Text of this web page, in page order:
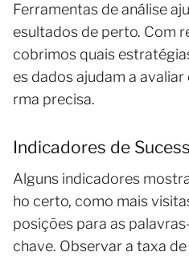
Ferramentas de análise
esultados de perto. Com
cobrimos quais
es dados ajudam a
rma precisa.
Indicadores de
Alguns indicadores
ho certo, como mais
posições para as
chave. Observar a taxa